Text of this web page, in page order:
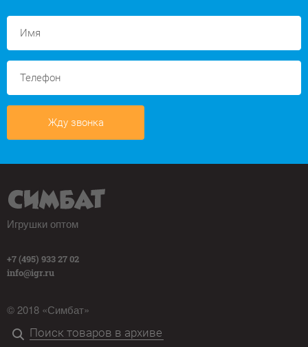
Жду звонка
Игрушки оптом
+7 (495) 933 27 02
info@igr.ru
© 2018 «Симбат»